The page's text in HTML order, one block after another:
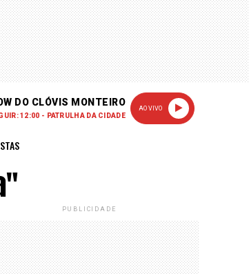
DO CLÓVIS MONTEIRO
12:00 - PATRULHA DA CIDADE
AO VIVO
PUBLICIDADE